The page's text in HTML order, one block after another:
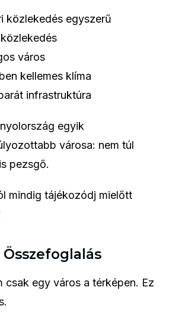
közlekedés egyszerű
város
kellemes klíma
infrastruktúra
egyik
városa: nem túl
pezsgő.
mindig tájékozódj mielőtt
Összefoglalás
csak egy város a térképen. Ez